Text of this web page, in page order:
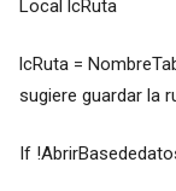
Local lcRuta
lcRuta =
sugiere guardar la
If